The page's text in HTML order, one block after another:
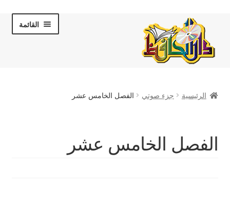
navigation
content
القائمة
المكتبة المرئية
الرئيسية جزء صوتي الفصل الخامس عشر
الفصل الخامس عشر